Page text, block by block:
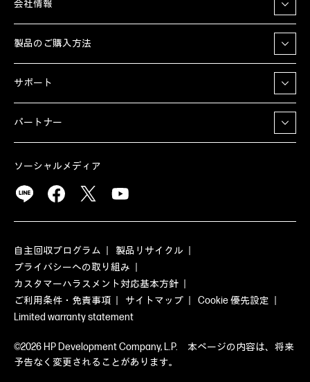
会社情報
製品のご購入方法
サポート
パートナー
ソーシャルメディア
自主回収プログラム
製品リサイクル
プライバシーへの取り組み
カスタマーハラスメント対応基本方針
ご利用条件・免責事項
サイトマップ
Cookie 優先設定
Limited warranty statement
©2026 HP Development Company, L.P. 本ページの内容は、将来
予告なく変更されることがあります。